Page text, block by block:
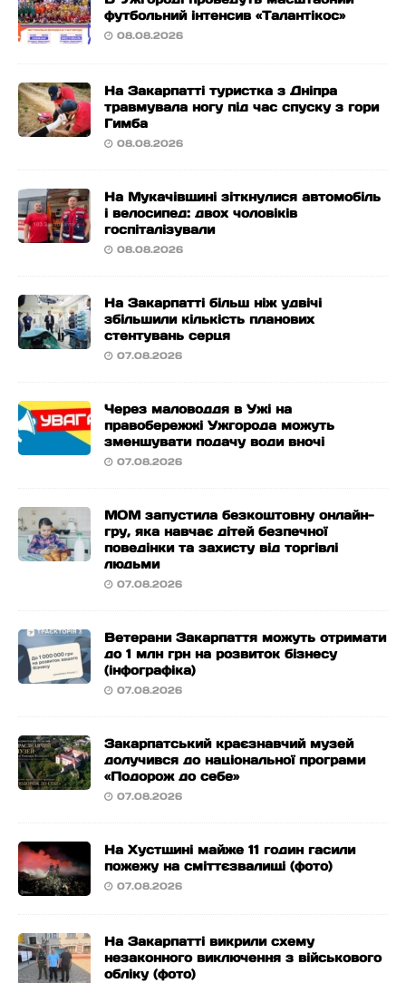
футбольний інтенсив «Талантікос»
08.08.2026
На Закарпатті туристка з Дніпра
травмувала ногу під час спуску з гори
Гимба
08.08.2026
На Мукачівщині зіткнулися автомобіль
і велосипед: двох чоловіків
госпіталізували
08.08.2026
На Закарпатті більш ніж удвічі
збільшили кількість планових
стентувань серця
07.08.2026
Через маловоддя в Ужі на
правобережжі Ужгорода можуть
зменшувати подачу води вночі
07.08.2026
МОМ запустила безкоштовну онлайн-
гру, яка навчає дітей безпечної
поведінки та захисту від торгівлі
людьми
07.08.2026
Ветерани Закарпаття можуть отримати
до 1 млн грн на розвиток бізнесу
(інфографіка)
07.08.2026
Закарпатський краєзнавчий музей
долучився до національної програми
«Подорож до себе»
07.08.2026
На Хустщині майже 11 годин гасили
пожежу на сміттєзвалищі (фото)
07.08.2026
На Закарпатті викрили схему
незаконного виключення з військового
обліку (фото)